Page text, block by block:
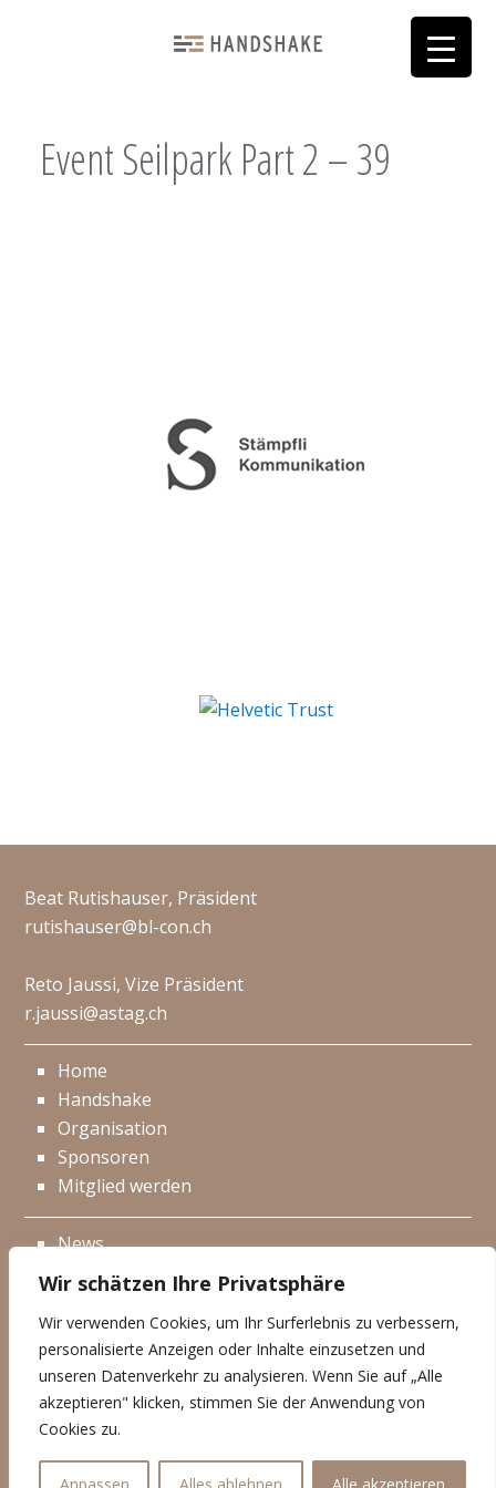
Wir schätzen Ihre Privatsphäre
Wir verwenden Cookies, um Ihr Surferlebnis zu verbessern,
personalisierte Anzeigen oder Inhalte einzusetzen und
unseren Datenverkehr zu analysieren. Wenn Sie auf „Alle
akzeptieren" klicken, stimmen Sie der Anwendung von
Cookies zu.
Event Seilpark Part 2 – 39
Beat Rutishauser, Präsident
rutishauser@bl-con.ch
Reto Jaussi, Vize Präsident
r.jaussi@astag.ch
Home
Handshake
Organisation
Sponsoren
Mitglied werden
News
Events
Kontakt
Impressum
Datenschutzerklärung